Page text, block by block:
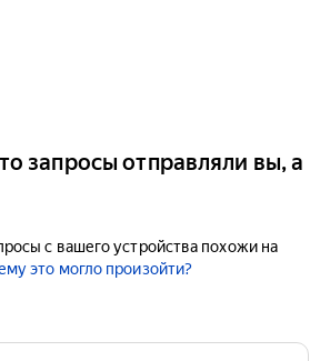
запросы отправляли вы, а
с вашего устройства похожи на
это могло произойти?